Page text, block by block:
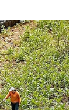
do
continue
contra as